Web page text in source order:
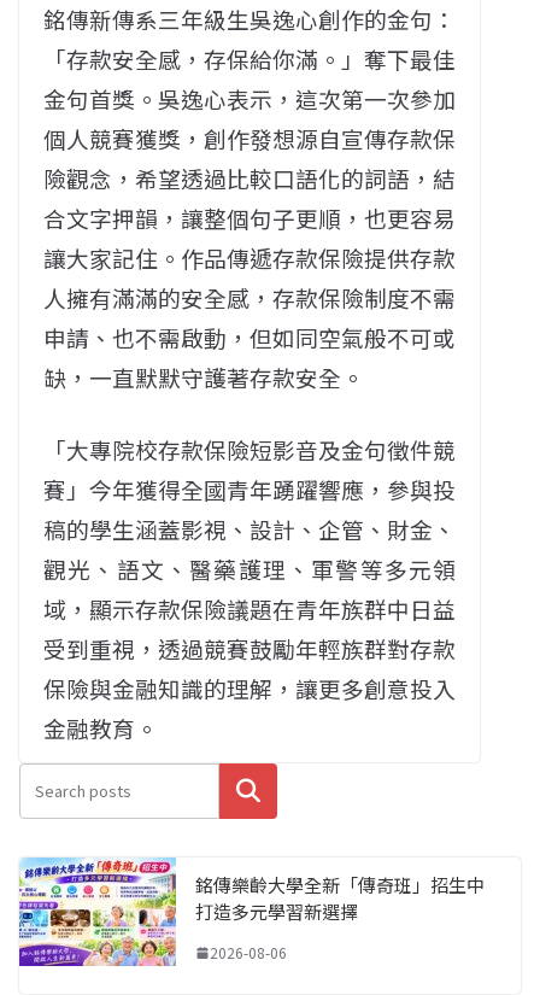
銘傳新傳系三年級生吳逸心創作的金句：
「存款安全感，存保給你滿。」奪下最佳
金句首獎。吳逸心表示，這次第一次參加
個人競賽獲獎，創作發想源自宣傳存款保
險觀念，希望透過比較口語化的詞語，結
合文字押韻，讓整個句子更順，也更容易
讓大家記住。作品傳遞存款保險提供存款
人擁有滿滿的安全感，存款保險制度不需
申請、也不需啟動，但如同空氣般不可或
缺，一直默默守護著存款安全。
「大專院校存款保險短影音及金句徵件競
賽」今年獲得全國青年踴躍響應，參與投
稿的學生涵蓋影視、設計、企管、財金、
觀光、語文、醫藥護理、軍警等多元領
域，顯示存款保險議題在青年族群中日益
受到重視，透過競賽鼓勵年輕族群對存款
保險與金融知識的理解，讓更多創意投入
金融教育。
搜尋
銘傳樂齡大學全新「傳奇班」招生中
打造多元學習新選擇
2026-08-06